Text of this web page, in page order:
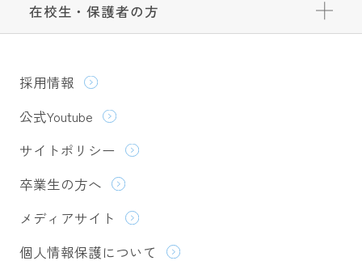
在校生・保護者の方
採用情報
公式Youtube
サイトポリシー
卒業生の方へ
メディアサイト
個人情報保護について